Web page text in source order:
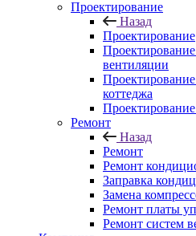
Проектирование
Назад
Проектирование
вентиляции
коттеджа
Ремонт
Назад
Ремонт
Ремонт
Заправка
Замена
Ремонт платы
Ремонт систем